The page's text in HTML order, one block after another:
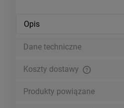
Opis
Dane techniczne
Koszty dostawy
Produkty powiązane